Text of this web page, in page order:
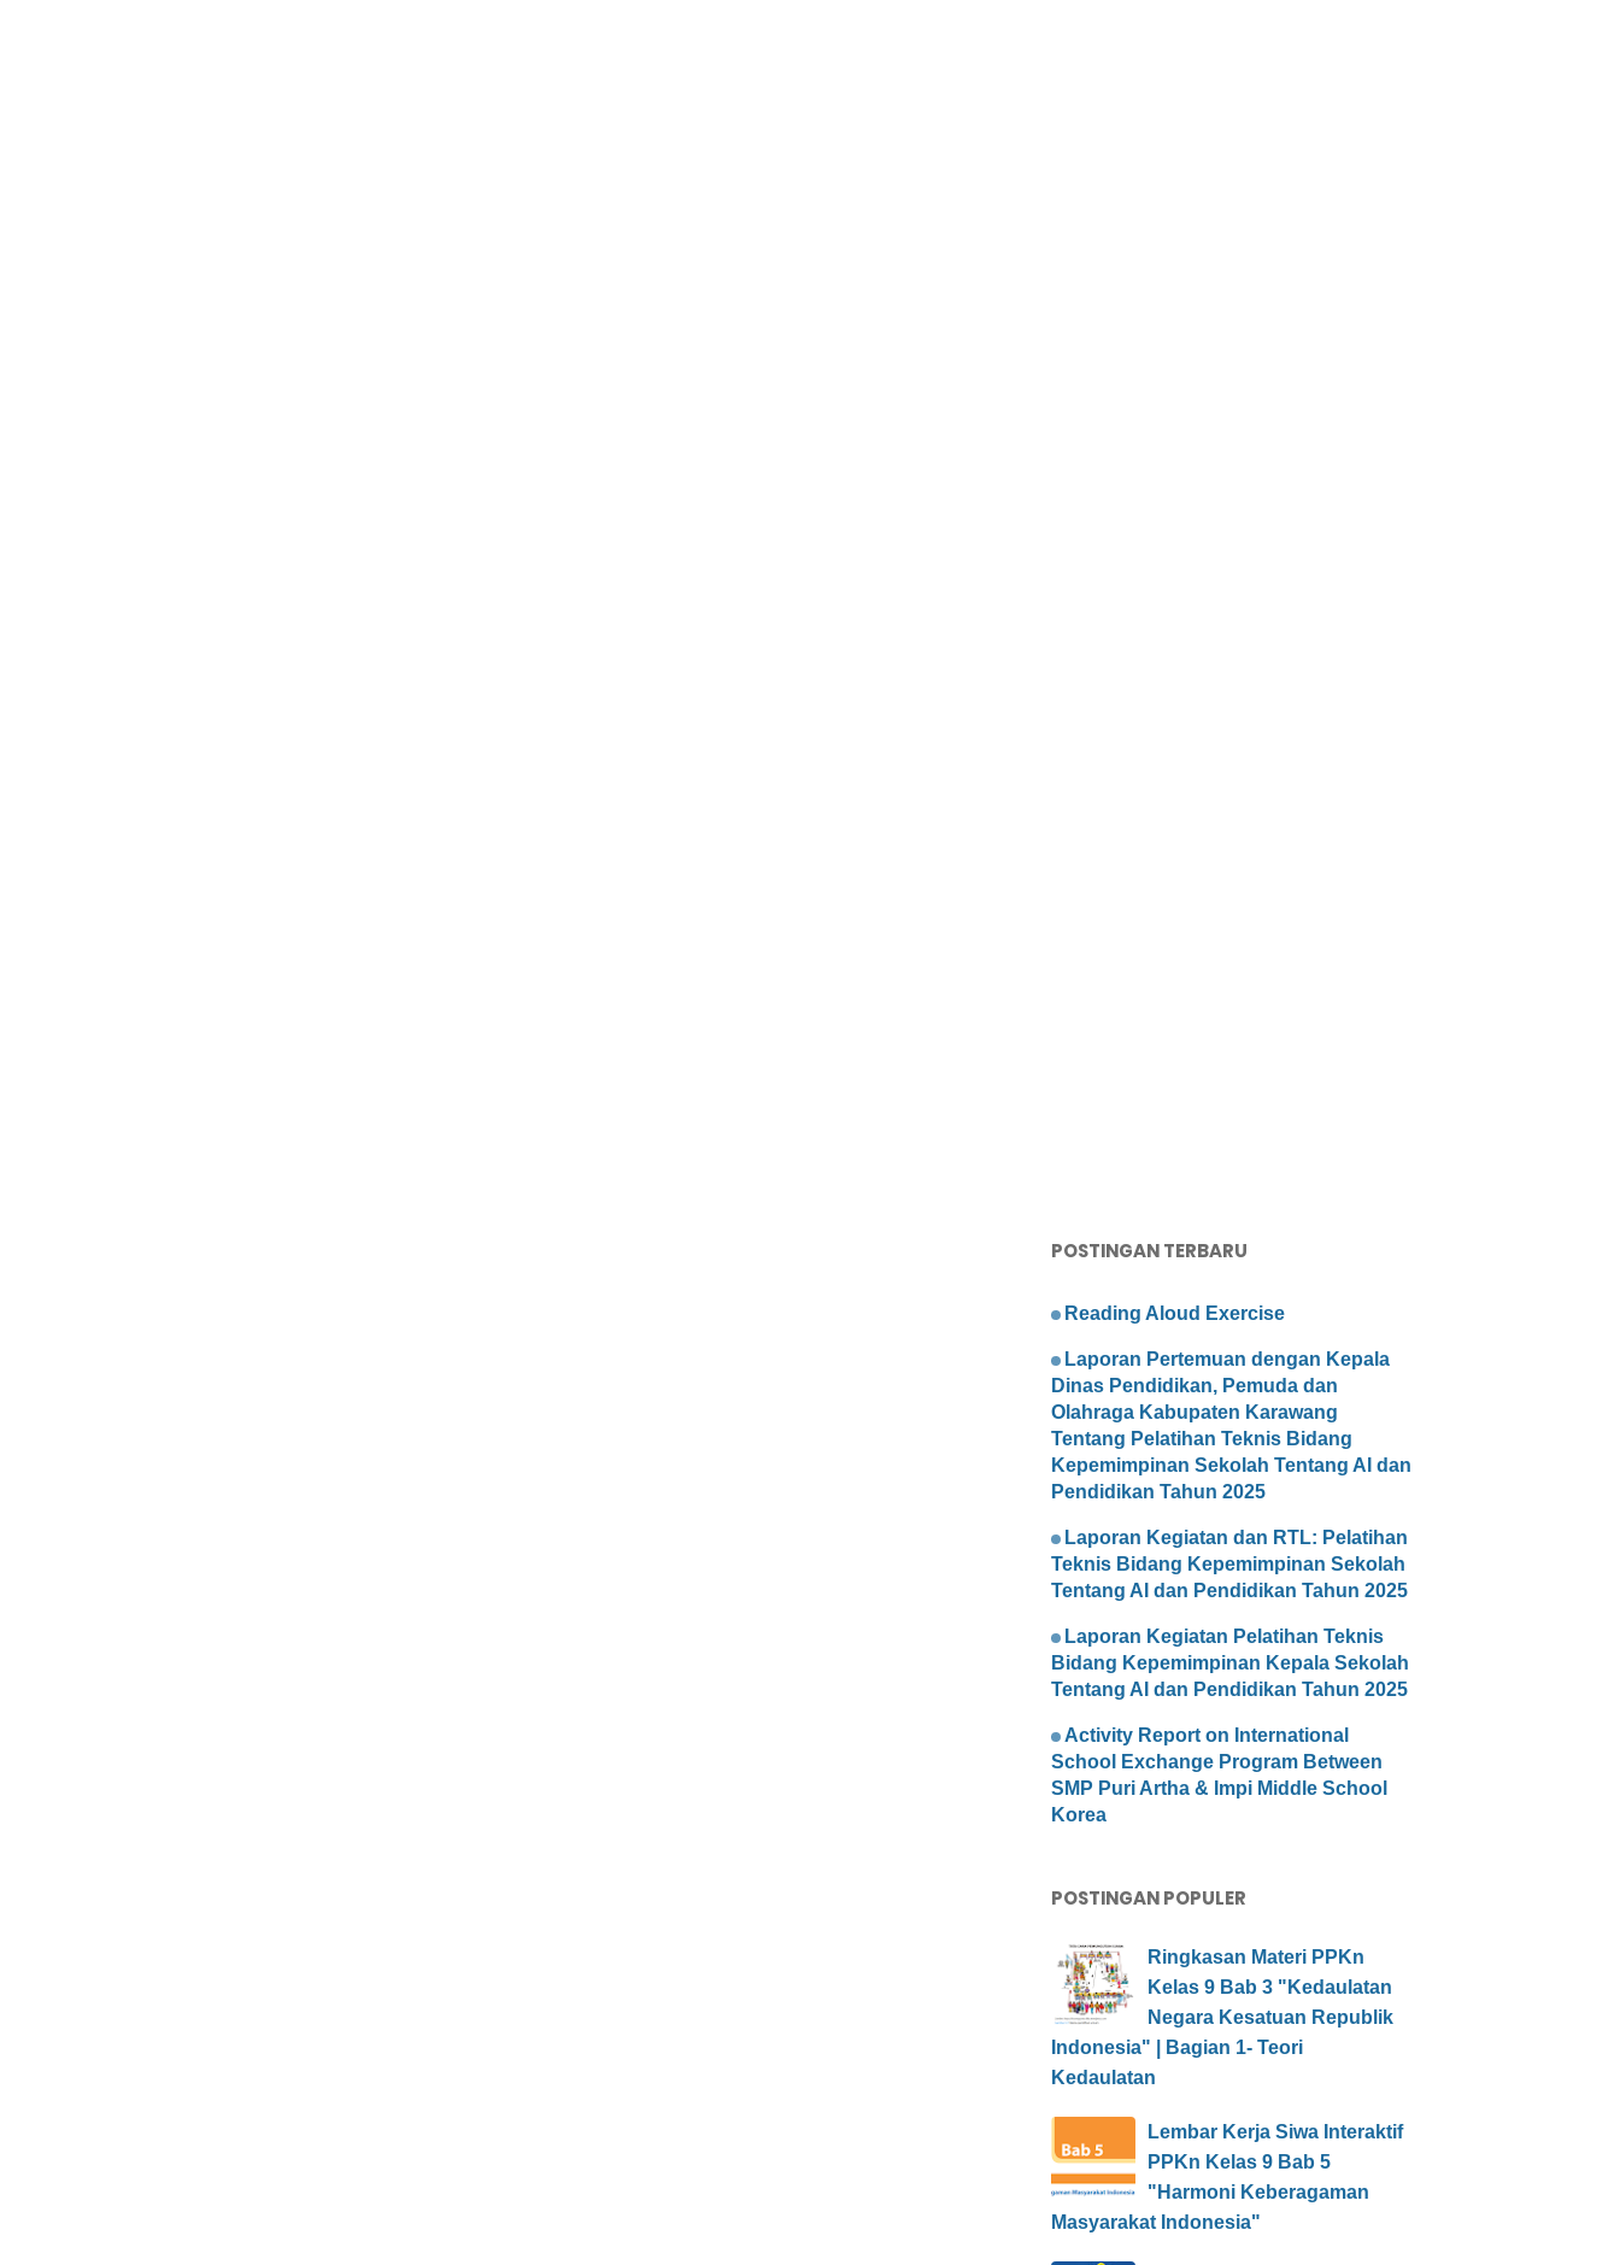
POSTINGAN TERBARU
Reading Aloud Exercise
Laporan Pertemuan dengan Kepala
Dinas Pendidikan, Pemuda dan
Olahraga Kabupaten Karawang
Tentang Pelatihan Teknis Bidang
Kepemimpinan Sekolah Tentang AI dan
Pendidikan Tahun 2025
Laporan Kegiatan dan RTL: Pelatihan
Teknis Bidang Kepemimpinan Sekolah
Tentang AI dan Pendidikan Tahun 2025
Laporan Kegiatan Pelatihan Teknis
Bidang Kepemimpinan Kepala Sekolah
Tentang AI dan Pendidikan Tahun 2025
Activity Report on International
School Exchange Program Between
SMP Puri Artha & Impi Middle School
Korea
POSTINGAN POPULER
Ringkasan Materi PPKn
Kelas 9 Bab 3 "Kedaulatan
Negara Kesatuan Republik
Indonesia" | Bagian 1- Teori
Kedaulatan
Lembar Kerja Siwa Interaktif
PPKn Kelas 9 Bab 5
"Harmoni Keberagaman
Masyarakat Indonesia"